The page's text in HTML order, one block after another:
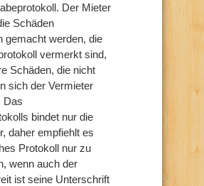
Der Mieter
Schäden
gemacht werden, die
vermerkt sind,
Schäden, die nicht
sich der Vermieter
Das
bindet nur die
daher empfiehlt es
Protokoll nur zu
wenn auch der
ist seine Unterschrift